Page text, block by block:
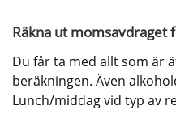
Räkna ut
Du får ta med allt som är
beräkningen. Även
Lunch/middag vid typ av